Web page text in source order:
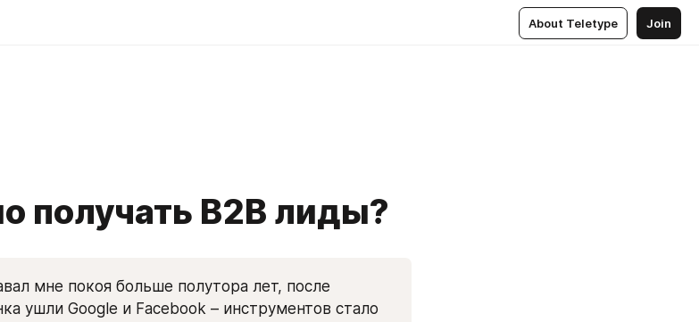
About Teletype Join
получать B2B лиды?
мне покоя больше полутора лет, после
ушли Google и Facebook – инструментов стало